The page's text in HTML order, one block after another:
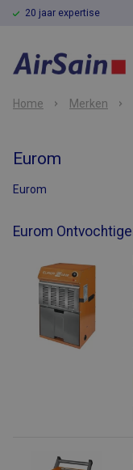
20 jaar expertise
Home Merken
Eurom
Eurom
Eurom